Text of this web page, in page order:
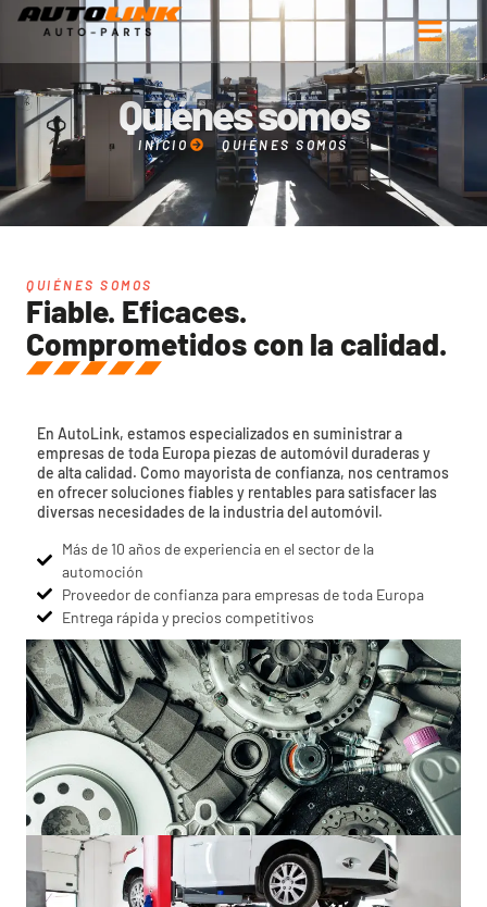
Quiénes somos
INICIO QUIÉNES SOMOS
QUIÉNES SOMOS
Fiable. Eficaces.
Comprometidos con la calidad.
En AutoLink, estamos especializados en suministrar a
empresas de toda Europa piezas de automóvil duraderas y
de alta calidad. Como mayorista de confianza, nos centramos
en ofrecer soluciones fiables y rentables para satisfacer las
diversas necesidades de la industria del automóvil.
Más de 10 años de experiencia en el sector de la
automoción
Proveedor de confianza para empresas de toda Europa
Entrega rápida y precios competitivos